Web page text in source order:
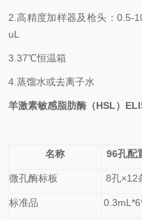
2. 高精度加样器及枪头：0.5-
uL
3. 37℃恒温箱
4. 蒸馏水或去离子水
羊激素敏感脂肪酶（HSL）
名称 96孔配
微孔酶标板 8孔×12
标准品 0. 3